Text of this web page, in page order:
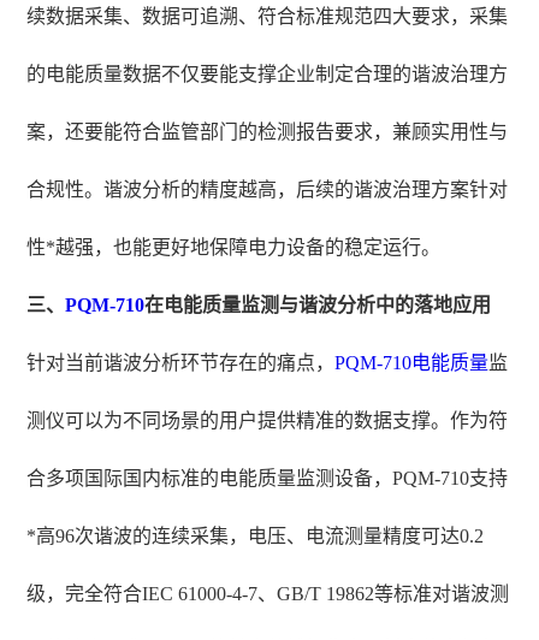
续数据采集、数据可追溯、符合标准规范四大要求，采集
的电能质量数据不仅要能支撑企业制定合理的谐波治理方
案，还要能符合监管部门的检测报告要求，兼顾实用性与
合规性。谐波分析的精度越高，后续的谐波治理方案针对
性*越强，也能更好地保障电力设备的稳定运行。
三、PQM-710在电能质量监测与谐波分析中的落地应用
针对当前谐波分析环节存在的痛点，PQM-710电能质量监
测仪可以为不同场景的用户提供精准的数据支撑。作为符
合多项国际国内标准的电能质量监测设备，PQM-710支持
*高96次谐波的连续采集，电压、电流测量精度可达0.2
级，完全符合IEC 61000-4-7、GB/T 19862等标准对谐波测